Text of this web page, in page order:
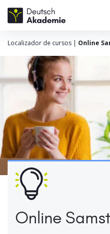
Localizador de cursos | Online
Online